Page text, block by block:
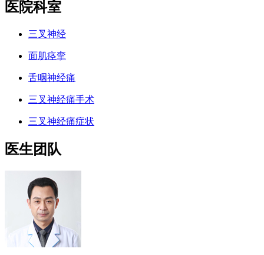
医院科室
三叉神经
面肌痉挛
舌咽神经痛
三叉神经痛手术
三叉神经痛症状
医生团队